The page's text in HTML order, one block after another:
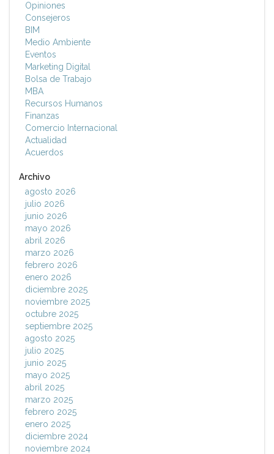
Opiniones
Consejeros
BIM
Medio Ambiente
Eventos
Marketing Digital
Bolsa de Trabajo
MBA
Recursos Humanos
Finanzas
Comercio Internacional
Actualidad
Acuerdos
Archivo
agosto 2026
julio 2026
junio 2026
mayo 2026
abril 2026
marzo 2026
febrero 2026
enero 2026
diciembre 2025
noviembre 2025
octubre 2025
septiembre 2025
agosto 2025
julio 2025
junio 2025
mayo 2025
abril 2025
marzo 2025
febrero 2025
enero 2025
diciembre 2024
noviembre 2024